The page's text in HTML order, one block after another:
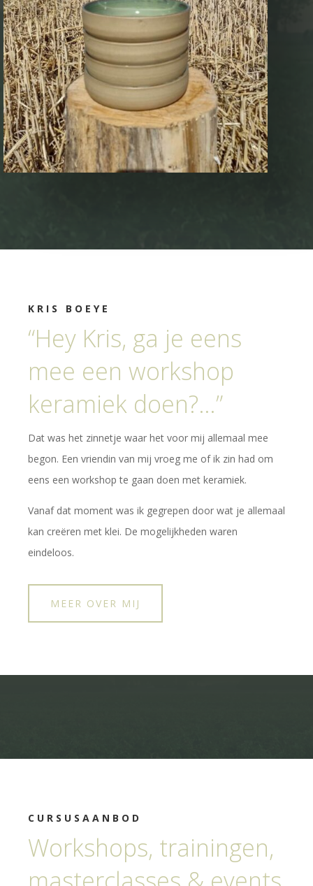
KRIS BOEYE
“Hey Kris, ga je eens
mee een workshop
keramiek doen?…”
Dat was het zinnetje waar het voor mij allemaal mee
begon. Een vriendin van mij vroeg me of ik zin had om
eens een workshop te gaan doen met keramiek.
Vanaf dat moment was ik gegrepen door wat je allemaal
kan creëren met klei. De mogelijkheden waren
eindeloos.
MEER OVER MIJ
CURSUSAANBOD
Workshops, trainingen,